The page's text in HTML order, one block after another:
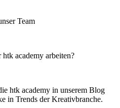
Team
academy arbeiten?
htk academy in unserem Blog
in Trends der Kreativbranche.